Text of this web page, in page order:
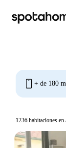
mobile + de 180
1236 habitaciones